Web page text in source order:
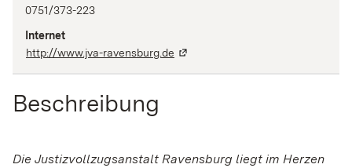
0751/373-223
Internet
http://www.jva-ravensburg.de
Beschreibung
Die Justizvollzugsanstalt Ravensburg liegt im Herzen